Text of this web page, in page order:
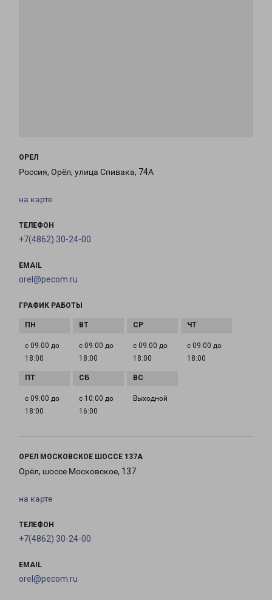
ОРЕЛ
Россия, Орёл, улица Спивака, 74А
на карте
ТЕЛЕФОН
+7(4862) 30-24-00
EMAIL
orel@pecom.ru
ГРАФИК РАБОТЫ
с 09:00 до
18:00
с 09:00 до
18:00
с 09:00 до
18:00
с 09:00 до
18:00
с 09:00 до
18:00
с 10:00 до
16:00
Выходной
ОРЕЛ МОСКОВСКОЕ ШОССЕ 137А
Орёл, шоссе Московское, 137
на карте
ТЕЛЕФОН
+7(4862) 30-24-00
EMAIL
orel@pecom.ru